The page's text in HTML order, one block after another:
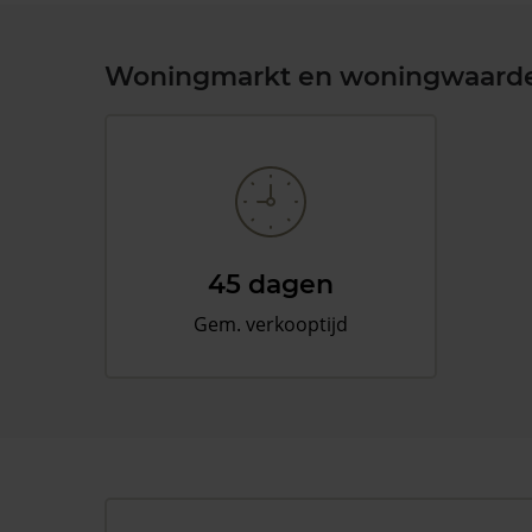
Woningmarkt en
45 dagen
Gem. verkooptijd